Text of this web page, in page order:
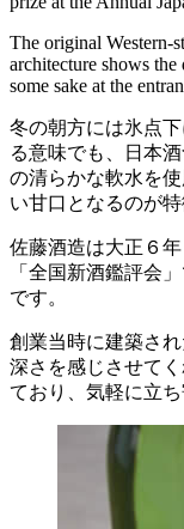
The original Western-
architecture shows
some sake at the
冬の朝方には氷点
る意味でも、日本
の清らかな軟水を
い甘口となるのが特
佐藤酒造は大正６
「全国新酒鑑評会
です。
創業当時に建築さ
深さを感じさせて
ており、気軽に立ち